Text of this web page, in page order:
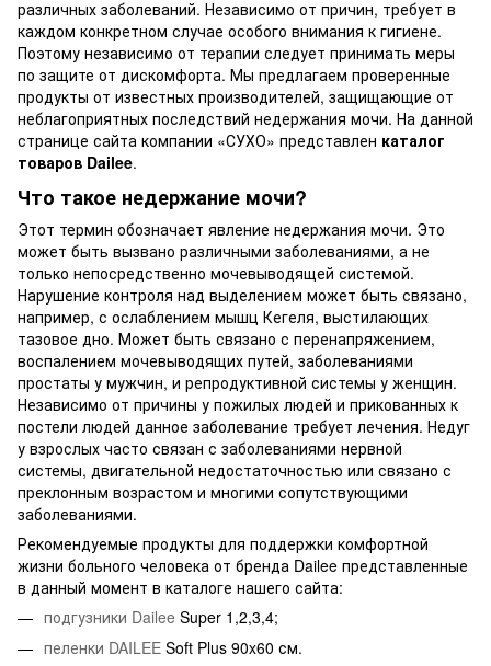
различных заболеваний. Независимо от причин, требует в
каждом конкретном случае особого внимания к гигиене.
Поэтому независимо от терапии следует принимать меры
по защите от дискомфорта. Мы предлагаем проверенные
продукты от известных производителей, защищающие от
неблагоприятных последствий недержания мочи. На данной
странице сайта компании «СУХО» представлен каталог
товаров Dailee.
Что такое недержание мочи?
Этот термин обозначает явление недержания мочи. Это
может быть вызвано различными заболеваниями, а не
только непосредственно мочевыводящей системой.
Нарушение контроля над выделением может быть связано,
например, с ослаблением мышц Кегеля, выстилающих
тазовое дно. Может быть связано с перенапряжением,
воспалением мочевыводящих путей, заболеваниями
простаты у мужчин, и репродуктивной системы у женщин.
Независимо от причины у пожилых людей и прикованных к
постели людей данное заболевание требует лечения. Недуг
у взрослых часто связан с заболеваниями нервной
системы, двигательной недостаточностью или связано с
преклонным возрастом и многими сопутствующими
заболеваниями.
Рекомендуемые продукты для поддержки комфортной
жизни больного человека от бренда Dailee представленные
в данный момент в каталоге нашего сайта:
подгузники Dailee Super 1,2,3,4;
пеленки DAILEE Soft Plus 90x60 см.